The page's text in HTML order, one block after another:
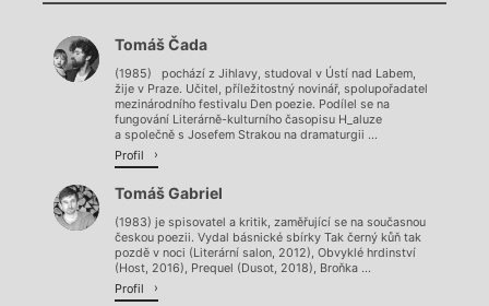
Tomáš Čada
(1985) pochází z Jihlavy, studoval v Ústí nad Labem,
žije v Praze. Učitel, příležitostný novinář, spolupořadatel
mezinárodního festivalu Den poezie. Podílel se na
fungování Literárně-kulturního časopisu H_aluze
a společně s Josefem Strakou na dramaturgii ...
Profil
Tomáš Gabriel
(1983) je spisovatel a kritik, zaměřující se na současnou
českou poezii. Vydal básnické sbírky Tak černý kůň tak
pozdě v noci (Literární salon, 2012), Obvyklé hrdinství
(Host, 2016), Prequel (Dusot, 2018), Broňka ...
Profil